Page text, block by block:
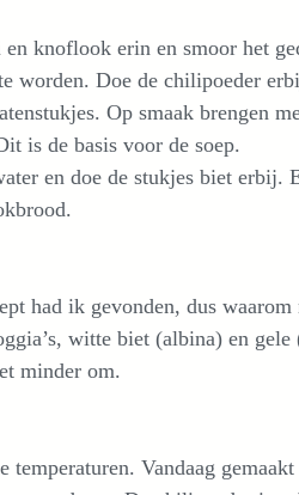
knoflook erin en smoor het
worden. Doe de chilipoeder
Op smaak brengen
is de basis voor de soep.
en doe de stukjes biet erbij.
had ik gevonden, dus waarom
witte biet (albina) en gele
minder om.
Vandaag gemaakt